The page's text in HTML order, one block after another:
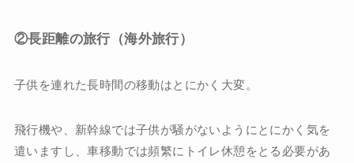
②長距離の旅行（海外旅行）
子供を連れた長時間の移動はとにかく大変。
飛行機や、新幹線では子供が騒がないようにとにかく気を
遣いますし、車移動では頻繁にトイレ休憩をとる必要があ